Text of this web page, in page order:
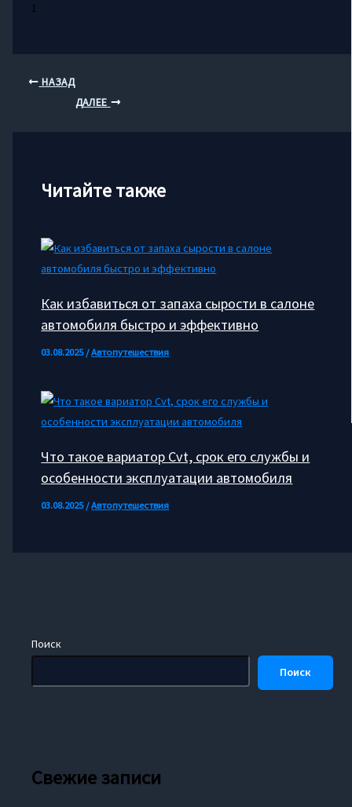
Поиск
Поиск
Свежие записи
1
НАЗАД
ДАЛЕЕ
Читайте также
Как избавиться от запаха сырости в салоне
автомобиля быстро и эффективно
03.08.2025/Автопутешествия
Что такое вариатор Cvt, срок его службы и
особенности эксплуатации автомобиля
03.08.2025/Автопутешествия